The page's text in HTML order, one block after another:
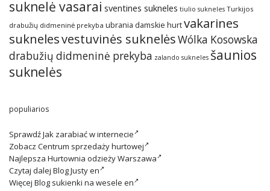
suknelė vasarai sventines sukneles tiulio sukneles Turkijos
drabužių didmeninė prekyba ubrania damskie hurtvakarines
suknelesvestuvinės suknelėsWólka Kosowska
drabužių didmeninė prekyba zalando sukneles šaunios
suknelės
populiarios
SprawdźJak zarabiać w internecie
Zobacz Centrum sprzedaży hurtowej
Najlepsza Hurtownia odzieży Warszawa
Czytaj dalej Blog Justy en
Więcej Blog sukienki na wesele en